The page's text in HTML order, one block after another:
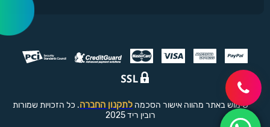
שימוש באתר מהווה אישור הסכמה לתקנון החברה. כל הזכויות שמורות
רובין ריד 2025